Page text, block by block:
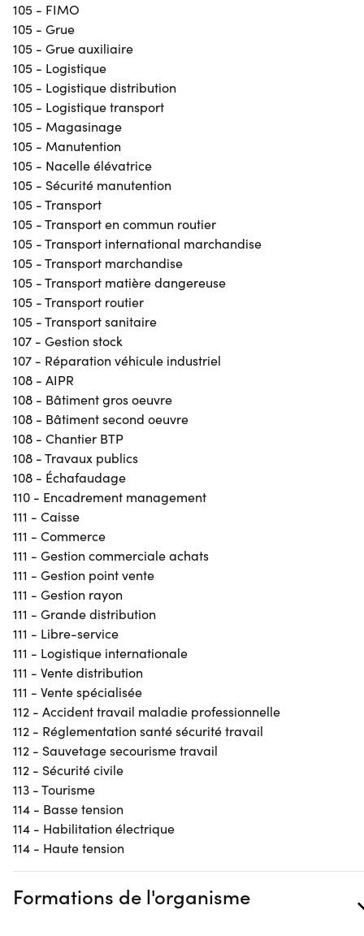
105 - FIMO
105 - Grue
105 - Grue auxiliaire
105 - Logistique
105 - Logistique distribution
105 - Logistique transport
105 - Magasinage
105 - Manutention
105 - Nacelle élévatrice
105 - Sécurité manutention
105 - Transport
105 - Transport en commun routier
105 - Transport international marchandise
105 - Transport marchandise
105 - Transport matière dangereuse
105 - Transport routier
105 - Transport sanitaire
107 - Gestion stock
107 - Réparation véhicule industriel
108 - AIPR
108 - Bâtiment gros oeuvre
108 - Bâtiment second oeuvre
108 - Chantier BTP
108 - Travaux publics
108 - Échafaudage
110 - Encadrement management
111 - Caisse
111 - Commerce
111 - Gestion commerciale achats
111 - Gestion point vente
111 - Gestion rayon
111 - Grande distribution
111 - Libre-service
111 - Logistique internationale
111 - Vente distribution
111 - Vente spécialisée
112 - Accident travail maladie professionnelle
112 - Réglementation santé sécurité travail
112 - Sauvetage secourisme travail
112 - Sécurité civile
113 - Tourisme
114 - Basse tension
114 - Habilitation électrique
114 - Haute tension
Formations de l'organisme